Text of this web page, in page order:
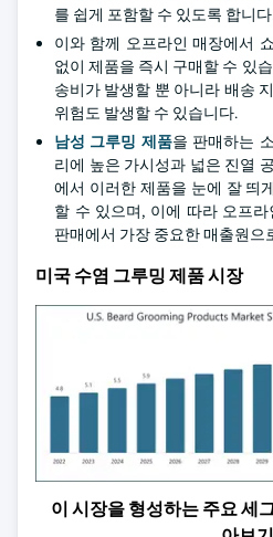
를 쉽게 포함할 수 있도록 합니
이와 함께 오프라인 매장에서
없이 제품을 즉시 구매할 수 있
송비가 발생할 뿐 아니라 배송
위험도 발생할 수 있습니다.
남성 그루밍 제품을 판매하는
리에 높은 가시성과 넓은 진열
에서 이러한 제품을 눈에 잘 띄
할 수 있으며, 이에 따라 오프
판매에서 가장 중요한 매출원으
미국 수염 그루밍 제품 시장
이 시장을 형성하는 주요 세